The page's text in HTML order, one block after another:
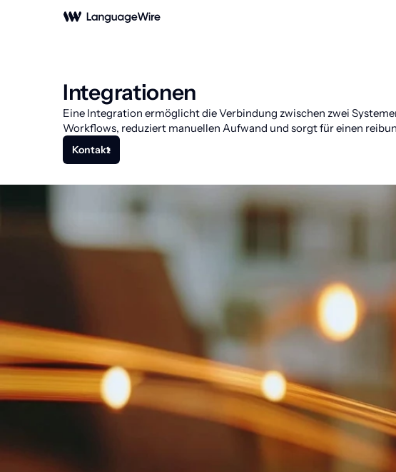
Integrationen
Eine Integration ermöglicht die Verbindung zwischen zwei
Workflows, reduziert manuellen Aufwand und sorgt für einen
Kontakt